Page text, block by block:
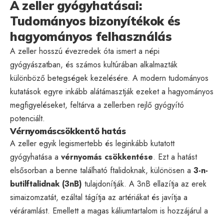
A zeller gyógyhatásai:
Tudományos bizonyítékok és
hagyományos felhasználás
A zeller hosszú évezredek óta ismert a népi
gyógyászatban, és számos kultúrában alkalmazták
különböző betegségek kezelésére. A modern tudományos
kutatások egyre inkább alátámasztják ezeket a hagyományos
megfigyeléseket, feltárva a zellerben rejlő gyógyító
potenciált.
Vérnyomáscsökkentő hatás
A zeller egyik legismertebb és leginkább kutatott
gyógyhatása a vérnyomás csökkentése. Ezt a hatást
elsősorban a benne található ftalidoknak, különösen a 3-n-
butilftalidnak (3nB) tulajdonítják. A 3nB ellazítja az erek
simaizomzatát, ezáltal tágítja az artériákat és javítja a
véráramlást. Emellett a magas káliumtartalom is hozzájárul a